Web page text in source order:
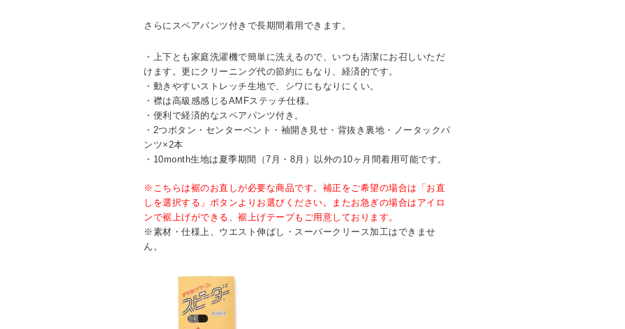
さらにスペアパンツ付きで長期間着用できます。
・上下とも家庭洗濯機で簡単に洗えるので、いつも清潔にお召しいただ
けます。更にクリーニング代の節約にもなり、経済的です。
・動きやすいストレッチ生地で、シワにもなりにくい。
・襟は高級感感じるAMFステッチ仕様。
・便利で経済的なスペアパンツ付き。
・2つボタン・センターベント・袖開き見せ・背抜き裏地・ノータックパ
ンツ×2本
・10month生地は夏季期間（7月・8月）以外の10ヶ月間着用可能です。
※こちらは裾のお直しが必要な商品です。補正をご希望の場合は「お直
しを選択する」ボタンよりお選びください。またお急ぎの場合はアイロ
ンで裾上げができる、裾上げテープもご用意しております。
※素材・仕様上、ウエスト伸ばし・スーパークリース加工はできませ
ん。